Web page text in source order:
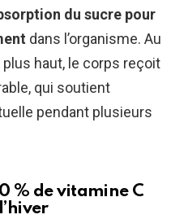
du sucre pour
dans l’organisme. Au
haut, le corps reçoit
qui soutient
pendant plusieurs
% de vitamine C